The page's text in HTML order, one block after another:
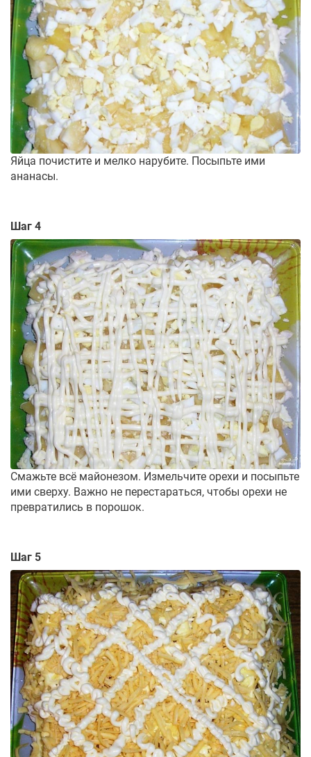
Яйца почистите и мелко нарубите. Посыпьте ими
ананасы.
Шаг 4
Смажьте всё майонезом. Измельчите орехи и посыпьте
ими сверху. Важно не перестараться, чтобы орехи не
превратились в порошок.
Шаг 5